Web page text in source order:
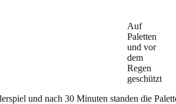
Auf
Paletten
und vor
dem
Regen
geschützt
und nach 30 Minuten standen die